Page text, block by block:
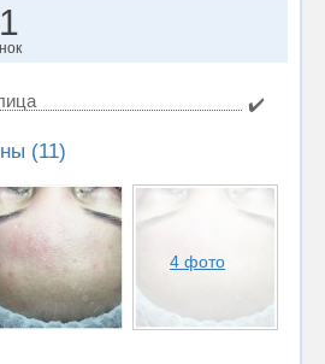
✔️
(11)
4 фото